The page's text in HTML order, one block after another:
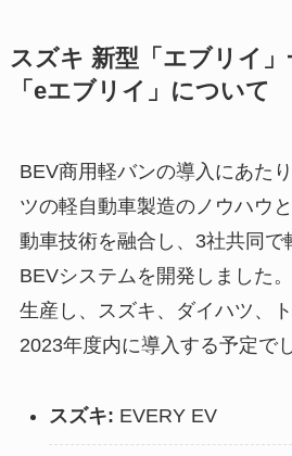
スズキ 新型「エブリイ
「eエブリイ」について
BEV商用軽バンの導入にあた
ツの軽自動車製造のノウハウ
動車技術を融合し、3社共同で
BEVシステムを開発しました
生産し、スズキ、ダイハツ、
2023年度内に導入する予定で
スズキ: EVERY EV